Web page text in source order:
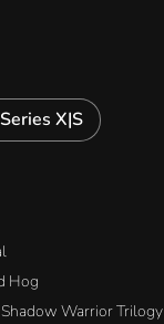
X|S
Hog
Warrior Trilogy